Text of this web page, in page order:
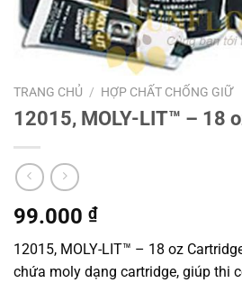
TRANG CHỦ / HỢP CHẤT CHỐNG GIỮ
12015, MOLY-LIT™ – 18
99.000 ₫
12015, MOLY-LIT™ – 18 oz
chứa moly dạng cartridge, giúp thi